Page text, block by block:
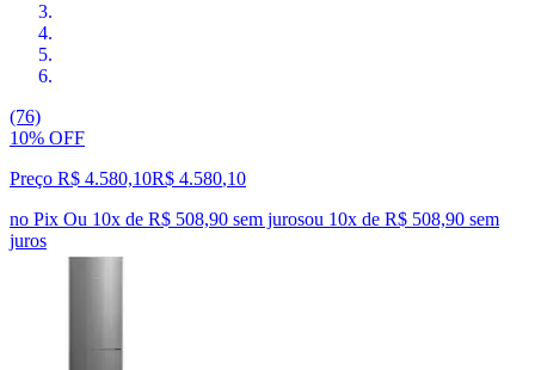
(76)
10% OFF
Preço R$ 4.580,10R$ 4.580,10
no Pix Ou 10x de R$ 508,90 sem jurosou 10x de R$ 508,90 sem
juros